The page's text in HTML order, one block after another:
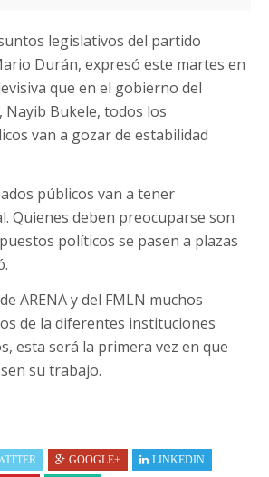
legislativos del partido
Durán, expresó este martes en
que en el gobierno del
Nayib Bukele, todos los
van a gozar de estabilidad
públicos van a tener
Quienes deben preocuparse son
políticos se pasen a plazas
ARENA y del FMLN muchos
de la diferentes instituciones
esta será la primera vez en que
su trabajo.
GOOGLE+
LINKEDIN